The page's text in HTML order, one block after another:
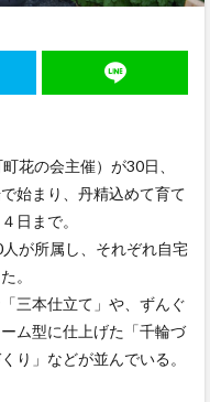
花の会主催）が30日、
始まり、丹精込めて育て
日まで。
が所属し、それぞれ自宅
。
三本仕立て」や、ずんぐ
ム型に仕上げた「千輪づ
り」などが並んでいる。